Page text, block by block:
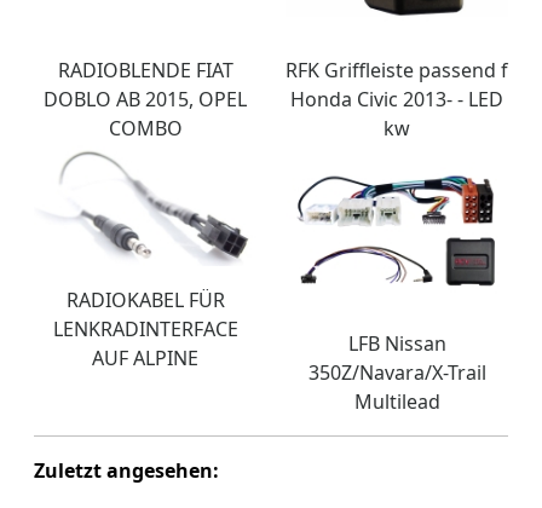
RADIOBLENDE FIAT
DOBLO AB 2015, OPEL
COMBO
RFK Griffleiste passend f
Honda Civic 2013- - LED
kw
RADIOKABEL FÜR
LENKRADINTERFACE
AUF ALPINE
LFB Nissan
350Z/Navara/X-Trail
Multilead
Zuletzt angesehen: